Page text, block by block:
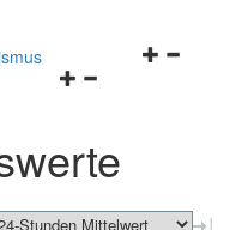
Navigationsmenü
schließen